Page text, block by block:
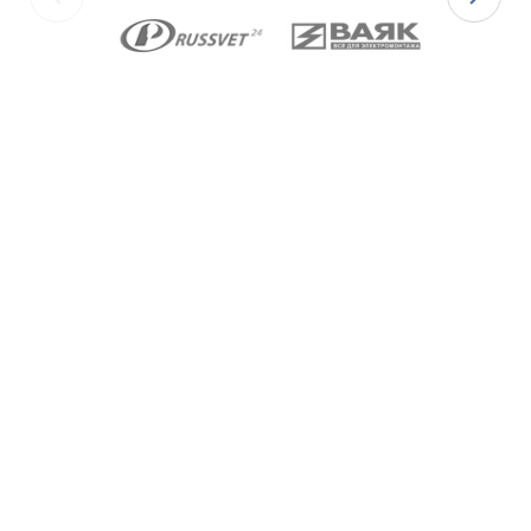
метрической резьбой М по ГОСТ 24705-2004, с
цилиндрической трубной резьбой «G» по ГОСТ 6357-